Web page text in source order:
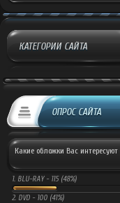
КАТЕГОРИИ САЙТА
ОПРОС САЙТА
Какие обложки Вас интересуют
1. BLU-RAY - 115 (48%)
2. DVD - 100 (41%)